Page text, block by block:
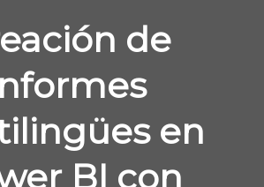
de
en
BI con